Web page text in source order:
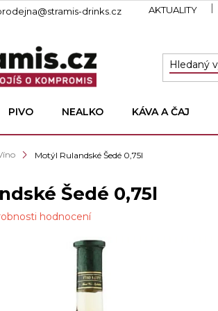
drinks.cz AKTUALITY
PIVO NEALKO KÁVA A ČAJ
Motýl Rulandské Šedé 0,75l
Šedé 0,75l
hodnocení